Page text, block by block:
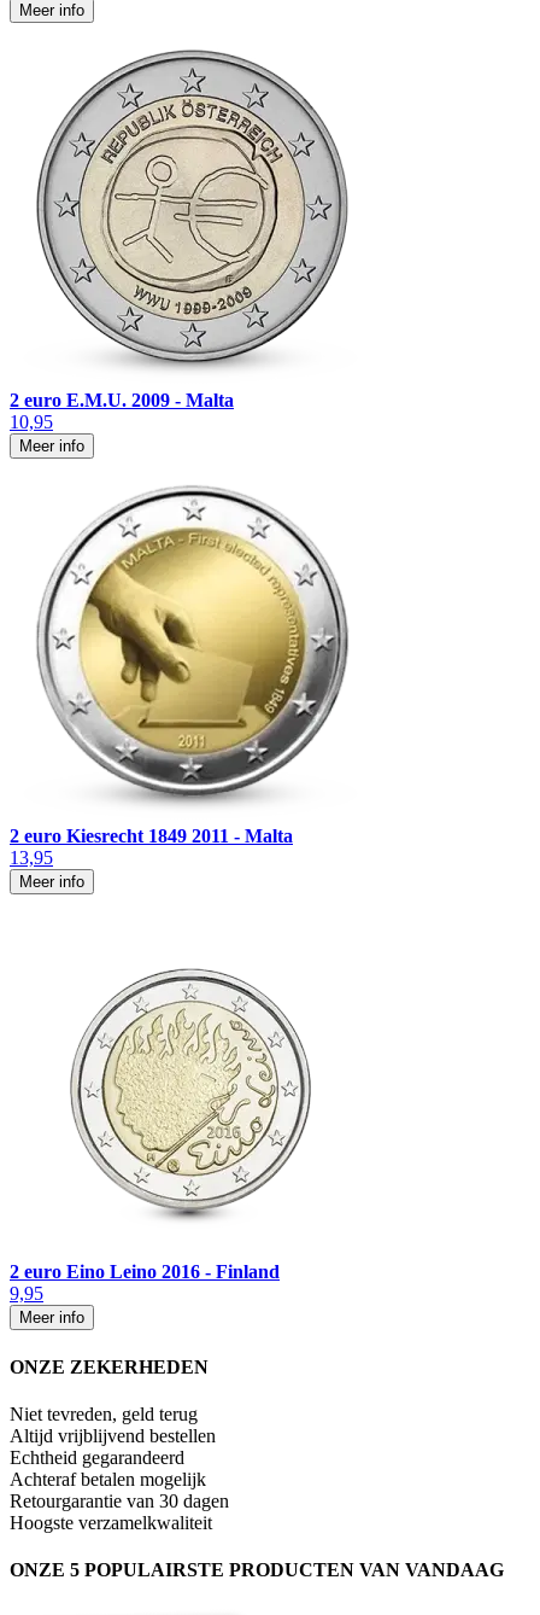
Meer info
2 euro E.M.U. 2009 - Malta
10,95
Meer info
2 euro Kiesrecht 1849 2011 - Malta
13,95
Meer info
2 euro Eino Leino 2016 - Finland
9,95
Meer info
ONZE ZEKERHEDEN
Niet tevreden, geld terug
Altijd vrijblijvend bestellen
Echtheid gegarandeerd
Achteraf betalen mogelijk
Retourgarantie van 30 dagen
Hoogste verzamelkwaliteit
ONZE 5 POPULAIRSTE PRODUCTEN VAN VANDAAG